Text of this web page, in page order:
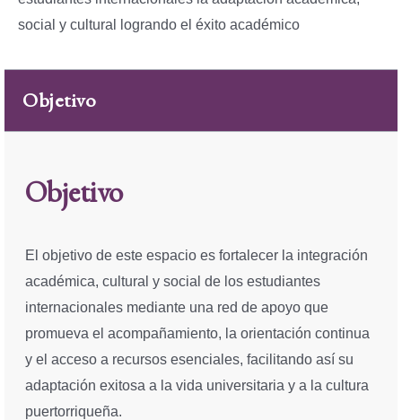
social y cultural logrando el éxito académico
Objetivo
Objetivo
El objetivo de este espacio es fortalecer la integración
académica, cultural y social de los estudiantes
internacionales mediante una red de apoyo que
promueva el acompañamiento, la orientación continua
y el acceso a recursos esenciales, facilitando así su
adaptación exitosa a la vida universitaria y a la cultura
puertorriqueña.